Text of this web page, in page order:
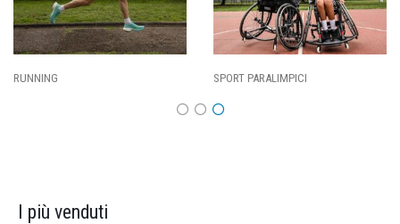
RUNNING SPORT PARALIMPICI
I più venduti